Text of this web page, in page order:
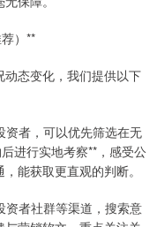
）**
态变化，我们提供以下
资者，可以优先筛选在无
进行实地考察**，感受公
能获取更直观的判断。
资者社群等渠道，搜索意